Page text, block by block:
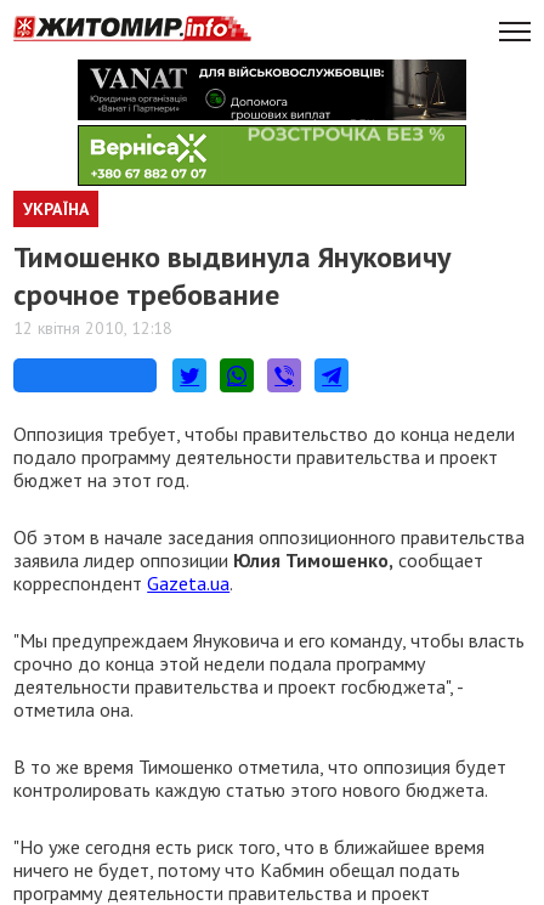
УКРАЇНА
Тимошенко выдвинула Януковичу
срочное требование
12 квітня 2010, 12:18
Оппозиция требует, чтобы правительство до конца недели
подало программу деятельности правительства и проект
бюджет на этот год.
Об этом в начале заседания оппозиционного правительства
заявила лидер оппозиции Юлия Тимошенко, сообщает
корреспондентGazeta.ua.
"Мы предупреждаем Януковича и его команду, чтобы власть
срочно до конца этой недели подала программу
деятельности правительства и проект госбюджета", -
отметила она.
В то же время Тимошенко отметила, что оппозиция будет
контролировать каждую статью этого нового бюджета.
"Но уже сегодня есть риск того, что в ближайшее время
ничего не будет, потому что Кабмин обещал подать
программу деятельности правительства и проект